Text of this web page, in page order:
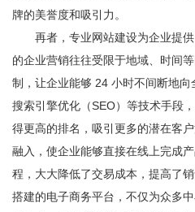
牌的美誉度和吸引力。
再者，专业网站建设为企业提
的企业营销往往受限于地域、时间
制，让企业能够 24 小时不间断地
搜索引擎优化（SEO）等技术手段
得更高的排名，吸引更多的潜在客
融入，使企业能够直接在线上完成
程，大大降低了交易成本，提高了
搭建的电子商务平台，不仅为众多